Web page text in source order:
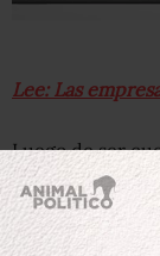
Lee: Las
Luego de ser
debe ir a
Ministerio
irregularidades
decir frente a